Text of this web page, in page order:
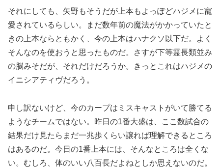
それにしても、矢野もそうだが上本もよっぽどハジメに寵
愛されているらしい。まだ数年前の魔法がかかっていたと
きの上本ならともかく、今の上本はハナクソ以下だ。よく
そんなのを使おうと思ったものだ。さすが下等霊長類並み
の脳みそだが、それだけだろうか。きっとこれはハジメの
イニシアティヴだろう。
申し訳ないけど、今のカープはミスキャストがいて勝てる
ようなチームではない。昨日の1番大盛は、ここ数試合の
結果だけ見たらまだ一兆歩くらい譲れば理解できるところ
はあるのだ。今日の1番上本には、そんなところは全くな
い。むしろ、体のいい八百長だよねとしか思えないのだ。